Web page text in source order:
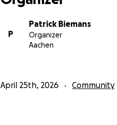
P
Patrick Biemans
Organizer
Aachen
April 25th, 2026 Community